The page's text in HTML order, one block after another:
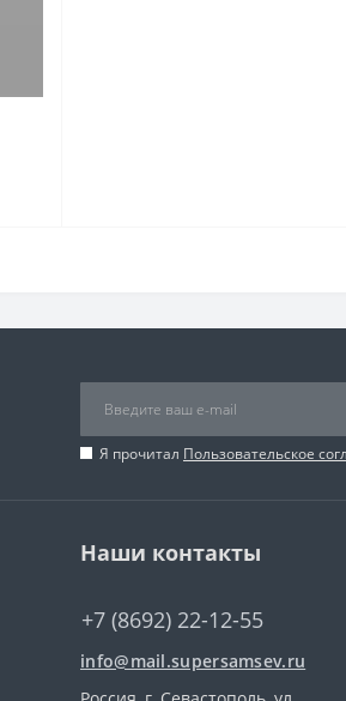
Я прочитал Пользовательское
Наши контакты
+7 (8692) 22-12-55
info@mail.supersamsev.ru